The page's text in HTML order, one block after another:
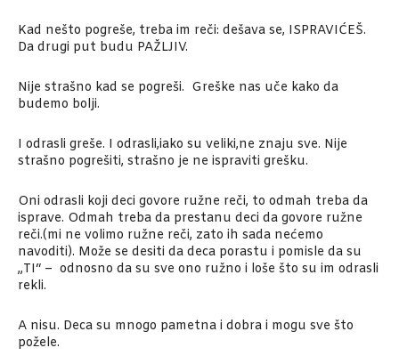
Kad nešto pogreše, treba im reči: dešava se, ISPRAVIĆEŠ.
Da drugi put budu PAŽLJIV.
Nije strašno kad se pogreši. Greške nas uče kako da
budemo bolji.
I odrasli greše. I odrasli,iako su veliki,ne znaju sve. Nije
strašno pogrešiti, strašno je ne ispraviti grešku.
Oni odrasli koji deci govore ružne reči, to odmah treba da
isprave. Odmah treba da prestanu deci da govore ružne
reči.(mi ne volimo ružne reči, zato ih sada nećemo
navoditi). Može se desiti da deca porastu i pomisle da su
„TI“ – odnosno da su sve ono ružno i loše što su im odrasli
rekli.
A nisu. Deca su mnogo pametna i dobra i mogu sve što
požele.